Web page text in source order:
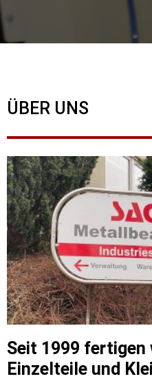
ÜBER UNS
Seit 1999 fertigen
Einzelteile und